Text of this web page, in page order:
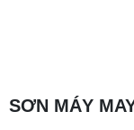
SƠN MÁY